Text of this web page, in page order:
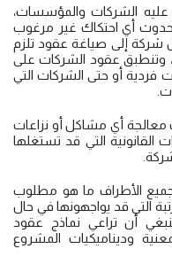
عليه الشركات والمؤسسات،
أي احتكاك غير مرغوب
شركة إلى صياغة عقود تلزم
وتنطبق عقود الشركات على
فردية أو حتى الشركات التي
معالجة أي مشاكل أو نزاعات
القانونية التي قد تستغلها
الأطراف ما هو مطلوب
التي قد يواجهونها في حال
أن تراعي نماذج عقود
وديناميكيات المشروع